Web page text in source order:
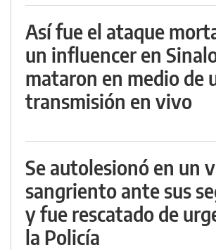
Así fue el ataque
un influencer en
mataron en medio de
transmisión en vivo
Se autolesionó en un
sangriento ante sus
y fue rescatado de
la Policía